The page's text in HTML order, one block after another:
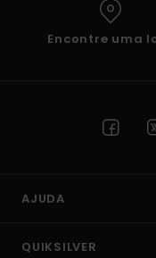
Encontre uma
AJUDA
QUIKSILVER